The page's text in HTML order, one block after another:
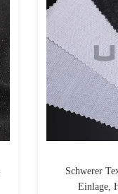
Schwerer
Einlage,